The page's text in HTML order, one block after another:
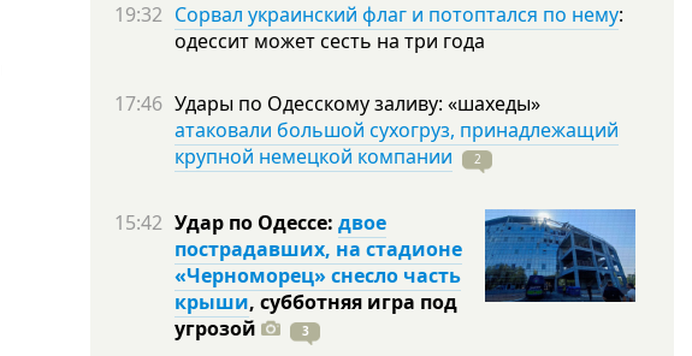
19:32 Сорвал украинский флаг и потоптался по нему:
одессит может сесть на три года
17:46 Удары по Одесскому заливу: «шахеды»
атаковали большой сухогруз, принадлежащий
крупной немецкой компании
2
15:42 Удар по Одессе: двое
пострадавших, на стадионе
«Черноморец» снесло часть
крыши, субботняя игра под
угрозой
3